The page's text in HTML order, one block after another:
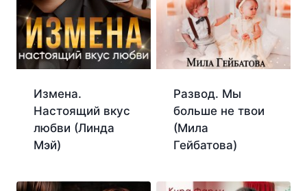
Измена.
Настоящий вкус
любви (Линда
Мэй)
Развод. Мы
больше не твои
(Мила
Гейбатова)